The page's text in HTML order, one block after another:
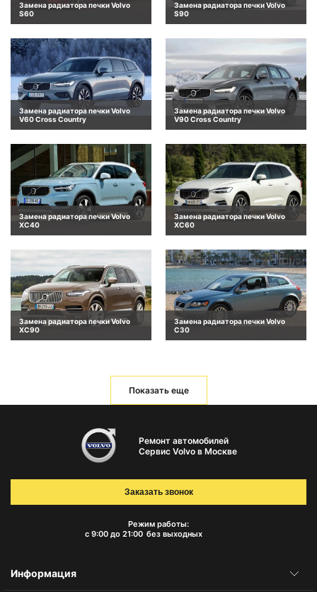
Замена радиатора печки Volvo
S60
Замена радиатора печки Volvo
S90
Замена радиатора печки Volvo
V60 Cross Country
Замена радиатора печки Volvo
V90 Cross Country
Замена радиатора печки Volvo
XC40
Замена радиатора печки Volvo
XC60
Замена радиатора печки Volvo
XC90
Замена радиатора печки Volvo
C30
Показать еще
Ремонт автомобилей
Сервис Volvo в Москве
Режим работы:
с 9:00 до 21:00 без выходных
Заказать звонок
Информация